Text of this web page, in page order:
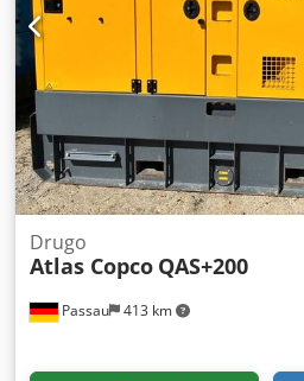
Passau 413 km
Drugo
Atlas Copco QAS+200